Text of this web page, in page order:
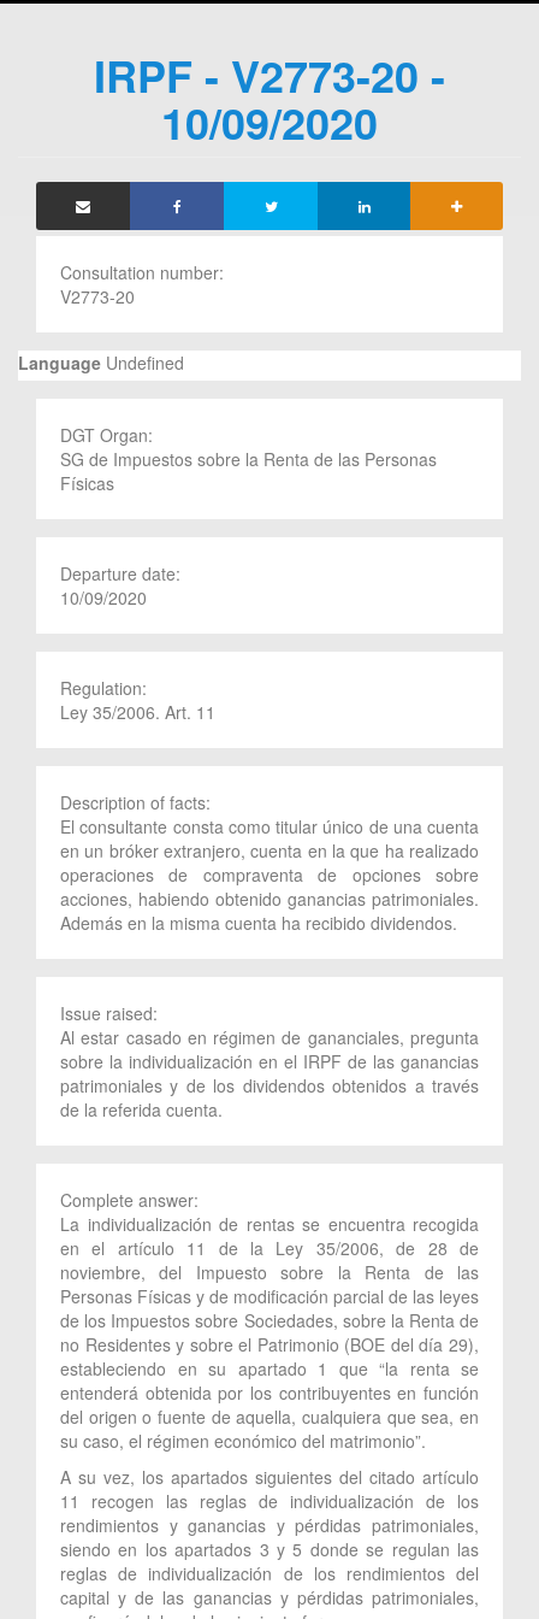
IRPF - V2773-20 -
10/09/2020
Consultation number:
V2773-20
Language Undefined
DGT Organ:
SG de Impuestos sobre la Renta de las Personas
Físicas
Departure date:
10/09/2020
Regulation:
Ley 35/2006. Art. 11
Description of facts:
El consultante consta como titular único de una cuenta
en un bróker extranjero, cuenta en la que ha realizado
operaciones de compraventa de opciones sobre
acciones, habiendo obtenido ganancias patrimoniales.
Además en la misma cuenta ha recibido dividendos.
Issue raised:
Al estar casado en régimen de gananciales, pregunta
sobre la individualización en el IRPF de las ganancias
patrimoniales y de los dividendos obtenidos a través
de la referida cuenta.
Complete answer:
La individualización de rentas se encuentra recogida
en el artículo 11 de la Ley 35/2006, de 28 de
noviembre, del Impuesto sobre la Renta de las
Personas Físicas y de modificación parcial de las leyes
de los Impuestos sobre Sociedades, sobre la Renta de
no Residentes y sobre el Patrimonio (BOE del día 29),
estableciendo en su apartado 1 que “la renta se
entenderá obtenida por los contribuyentes en función
del origen o fuente de aquella, cualquiera que sea, en
su caso, el régimen económico del matrimonio”.
A su vez, los apartados siguientes del citado artículo
11 recogen las reglas de individualización de los
rendimientos y ganancias y pérdidas patrimoniales,
siendo en los apartados 3 y 5 donde se regulan las
reglas de individualización de los rendimientos del
capital y de las ganancias y pérdidas patrimoniales,